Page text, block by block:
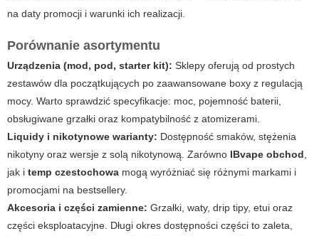
na daty promocji i warunki ich realizacji.
Porównanie asortymentu
Urządzenia (mod, pod, starter kit): Sklepy oferują od prostych
zestawów dla początkujących po zaawansowane boxy z regulacją
mocy. Warto sprawdzić specyfikacje: moc, pojemność baterii,
obsługiwane grzałki oraz kompatybilność z atomizerami.
Liquidy i nikotynowe warianty: Dostępność smaków, stężenia
nikotyny oraz wersje z solą nikotynową. Zarówno IBvape obchod
jak i temp czestochowa mogą wyróżniać się różnymi markami i
promocjami na bestsellery.
Akcesoria i części zamienne: Grzałki, waty, drip tipy, etui oraz
części eksploatacyjne. Długi okres dostępności części to zaleta,